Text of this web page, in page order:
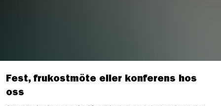
Fest, frukostmöte eller konferens hos
oss